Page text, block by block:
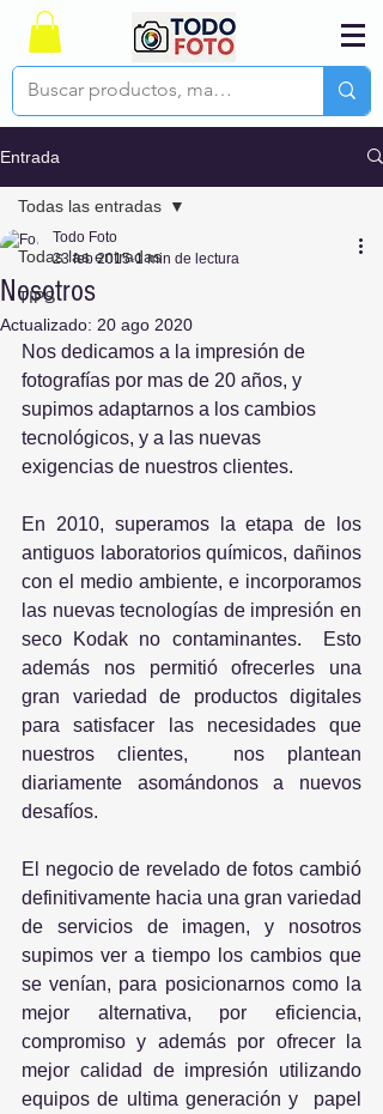
Entrada
Todas las entradas
TIPS
Todas las entradas
Nosotros
Todo Foto
23 feb 2015 1 min de lectura
Actualizado: 20 ago 2020
Nos dedicamos a la impresión de
fotografías por mas de 20 años, y
supimos adaptarnos a los cambios
tecnológicos, y a las nuevas
exigencias de nuestros clientes.
En 2010, superamos la etapa de los
antiguos laboratorios químicos, dañinos
con el medio ambiente, e incorporamos
las nuevas tecnologías de impresión en
seco Kodak no contaminantes.  Esto
además nos permitió ofrecerles una
gran variedad de productos digitales
para satisfacer las necesidades que
nuestros clientes,  nos plantean
diariamente asomándonos a nuevos
desafíos.
El negocio de revelado de fotos cambió
definitivamente hacia una gran variedad
de servicios de imagen, y nosotros
supimos ver a tiempo los cambios que
se venían, para posicionarnos como la
mejor alternativa, por eficiencia,
compromiso y además por ofrecer la
mejor calidad de impresión utilizando
equipos de ultima generación y  papel